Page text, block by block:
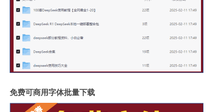
免费可商用字体批量下载